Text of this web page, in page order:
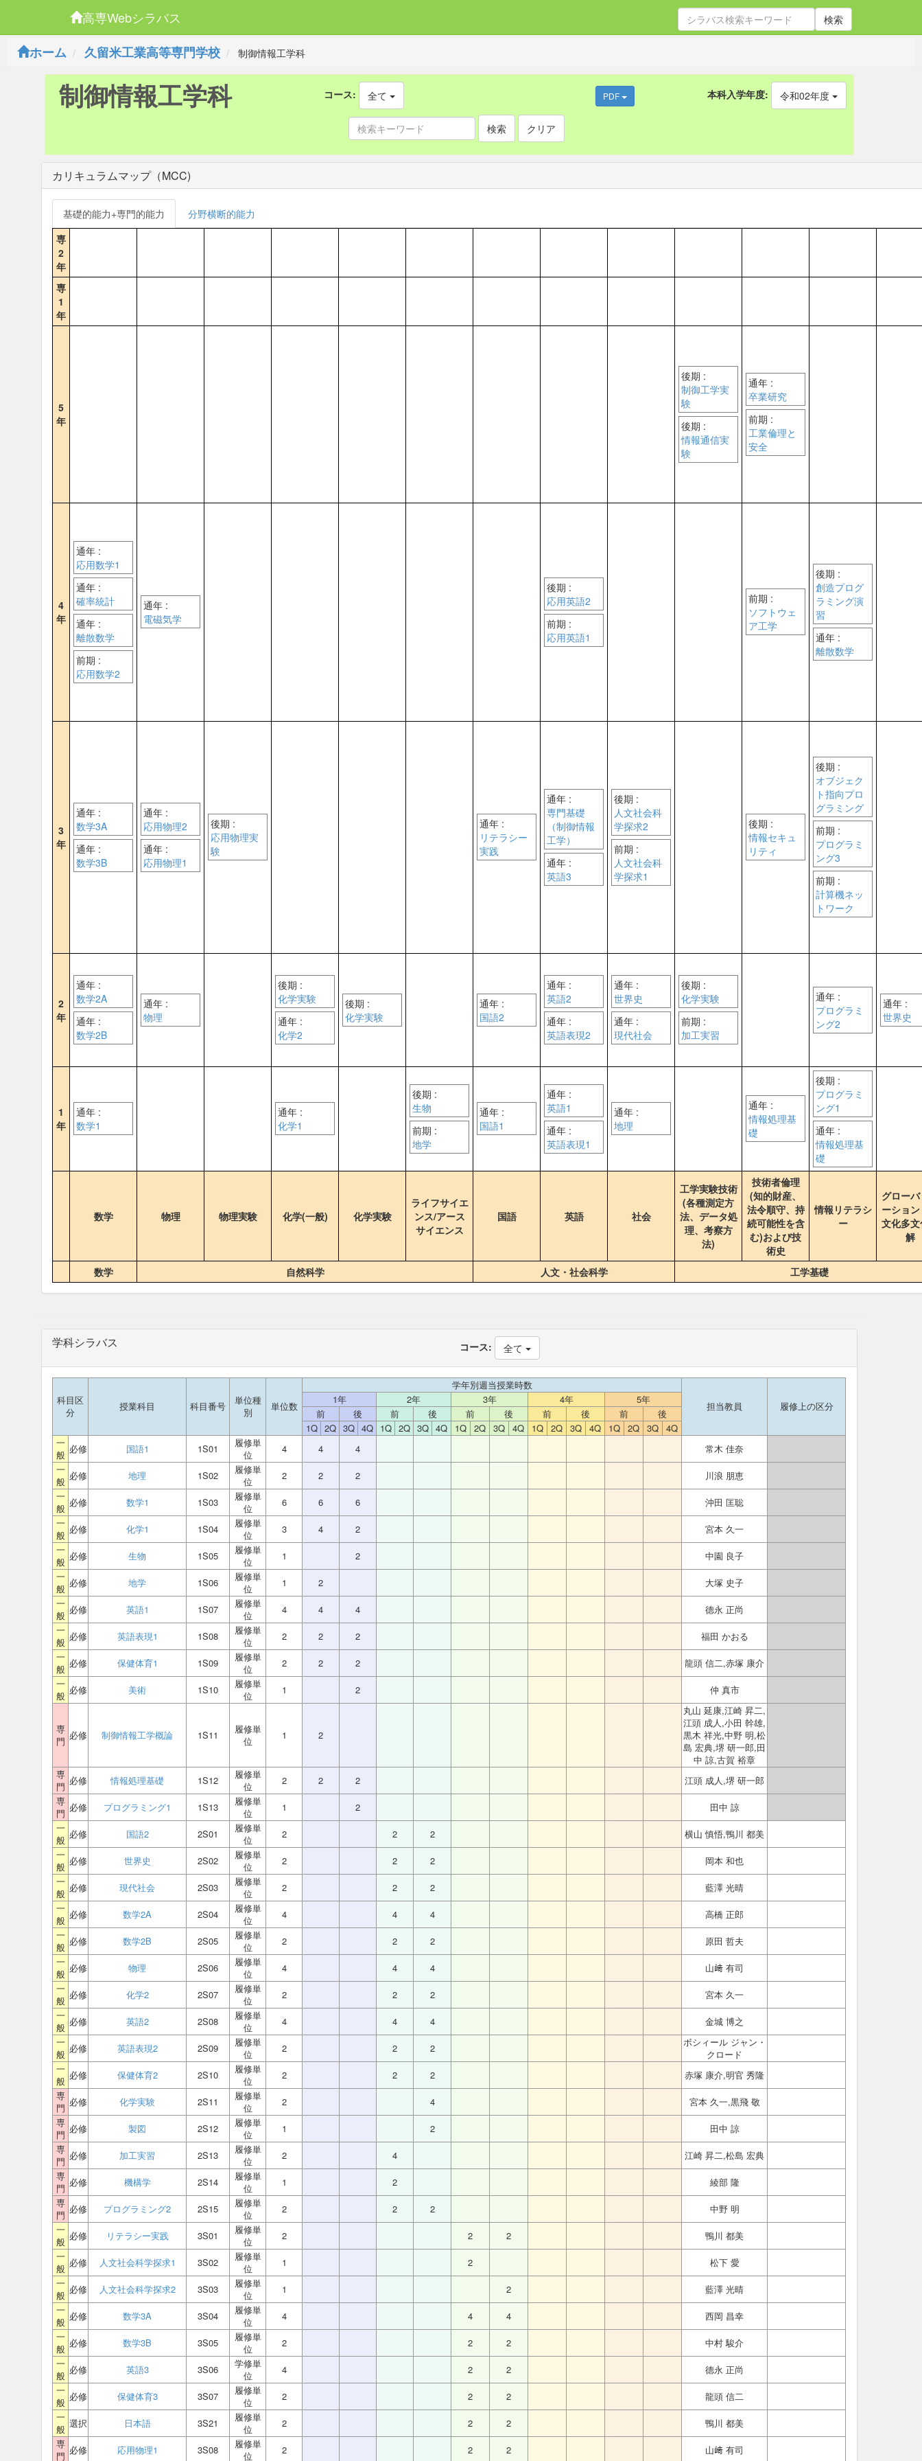
高専Webシラバス 検索
ホーム 久留米工業高等専門学校 制御情報工学科
制御情報工学科 コース: 全て
検索 クリア
PDF 本科入学年度: 令和02年度
カリキュラムマップ（MCC)
基礎的能力+専門的能力
分野横断的能力
専
2
年
専
1
年
5
年
後期 :
制御工学実
験
後期 :
情報通信実
験
通年 :
卒業研究
前期 :
工業倫理と
安全
4
年
通年 :
応用数学1
通年 :
確率統計
通年 :
離散数学
前期 :
応用数学2
通年 :
電磁気学
後期 :
応用英語2
前期 :
応用英語1
前期 :
ソフトウェ
ア工学
後期 :
創造プログ
ラミング演
習
通年 :
離散数学
3
年
通年 :
数学3A
通年 :
数学3B
通年 :
応用物理2
通年 :
応用物理1
後期 :
応用物理実
験
通年 :
リテラシー
実践
通年 :
専門基礎
（制御情報
工学）
通年 :
英語3
後期 :
人文社会科
学探求2
前期 :
人文社会科
学探求1
後期 :
情報セキュ
リティ
後期 :
オブジェク
ト指向プロ
グラミング
前期 :
プログラミ
ング3
前期 :
計算機ネッ
トワーク
2
年
通年 :
数学2A
通年 :
数学2B
通年 :
物理
後期 :
化学実験
通年 :
化学2
後期 :
化学実験
通年 :
国語2
通年 :
英語2
通年 :
英語表現2
通年 :
世界史
通年 :
現代社会
後期 :
化学実験
前期 :
加工実習
通年 :
プログラミ
ング2
通年 :
世界史
1
年
通年 :
数学1
通年 :
化学1
後期 :
生物
前期 :
地学
通年 :
国語1
通年 :
英語1
通年 :
英語表現1
通年 :
地理
通年 :
情報処理基
礎
後期 :
プログラミ
ング1
通年 :
情報処理基
礎
数学 物理 物理実験 化学(一般) 化学実験
ライフサイエ
ンス/アース
サイエンス
国語 英語 社会
工学実験技術
(各種測定方
法、データ処
理、考察方
法)
技術者倫理
(知的財産、
法令順守、持
続可能性を含
む)および技
術史
情報リテラシ
ー
グロー
ーショ
文化多
解
数学 自然科学 人文・社会科学 工学基礎
学科シラバス コース: 全て
科目区
分
授業科目 科目番号
単位種
別
単位数
学年別週当授業時数
担当教員
履修上の区分
1年 2年 3年 4年
5年
前
後 前 後 前 後 前 後 前
後
1Q 2Q 3Q 4Q 1Q 2Q 3Q 4Q 1Q 2Q 3Q 4Q 1Q 2Q 3Q 4Q 1Q 2Q 3Q 4Q
一
般 必修 国語1 1S01
履修単
位
4 4 4
常木 佳奈
一
般 必修 地理 1S02
履修単
位
2 2 2
川浪 朋恵
一
般 必修 数学1 1S03
履修単
位
6 6 6
沖田 匡聡
一
般 必修 化学1 1S04
履修単
位
3 4 2
宮本 久一
一
般 必修 生物 1S05
履修単
位
1 2
中園 良子
一
般 必修 地学 1S06
履修単
位
1 2
大塚 史子
一
般 必修 英語1 1S07
履修単
位
4 4 4
德永 正尚
一
般 必修 英語表現1 1S08
履修単
位
2 2 2
福田 かおる
一
般 必修 保健体育1 1S09
履修単
位
2 2 2
龍頭 信二,赤塚 康介
一
般 必修 美術 1S10
履修単
位
1 2 仲 真市
専
門 必修 制御情報工学概論 1S11
履修単
位
1 2
丸山 延康,江崎 昇二,
江頭 成人,小田 幹雄,
黒木 祥光,中野 明,松
島 宏典,堺 研一郎,田
中 諒,古賀 裕章
専
門 必修 情報処理基礎 1S12
履修単
位
2 2 2
江頭 成人,堺 研一郎
専
門 必修 プログラミング1 1S13
履修単
位
1 2
田中 諒
一
般 必修 国語2 2S01
履修単
位
2 2 2
横山 慎悟,鴨川 都美
一
般 必修 世界史 2S02
履修単
位
2 2 2
岡本 和也
一
般 必修 現代社会 2S03
履修単
位
2 2 2
藍澤 光晴
一
般 必修 数学2A 2S04
履修単
位
4 4 4
高橋 正郎
一
般 必修 数学2B 2S05
履修単
位
2 2 2
原田 哲夫
一
般 必修 物理 2S06
履修単
位
4 4 4
山﨑 有司
一
般 必修 化学2 2S07
履修単
位
2 2 2
宮本 久一
一
般 必修 英語2 2S08
履修単
位
4 4 4
金城 博之
一
般 必修 英語表現2 2S09
履修単
位
2 2 2
ボシィール ジャン・
クロード
一
般 必修 保健体育2 2S10
履修単
位
2 2 2
赤塚 康介,明官 秀隆
専
門 必修 化学実験 2S11
履修単
位
2 4
宮本 久一,黒飛 敬
専
門 必修 製図 2S12
履修単
位
1 2
田中 諒
専
門 必修 加工実習 2S13
履修単
位
2 4
江崎 昇二,松島 宏典
専
門 必修 機構学 2S14
履修単
位
1 2
綾部 隆
専
門 必修 プログラミング2 2S15
履修単
位
2 2 2
中野 明
一
般 必修 リテラシー実践 3S01
履修単
位
2 2 2
鴨川 都美
一
般 必修 人文社会科学探求1 3S02
履修単
位
1 2
松下 愛
一
般 必修 人文社会科学探求2 3S03
履修単
位
1 2
藍澤 光晴
一
般 必修 数学3A 3S04
履修単
位
4 4 4
西岡 昌幸
一
般 必修 数学3B 3S05
履修単
位
2 2 2
中村 駿介
一
般 必修 英語3 3S06
学修単
位
4 2 2
德永 正尚
一
般 必修 保健体育3 3S07
履修単
位
2 2 2
龍頭 信二
一
般 選択 日本語 3S21
履修単
位
2 2 2
鴨川 都美
専
門 必修 応用物理1 3S08
履修単
位
2 2 2 山﨑 有司